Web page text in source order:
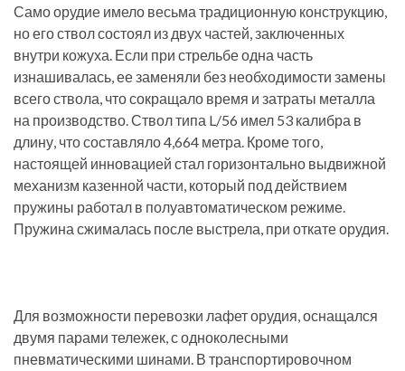
Само орудие имело весьма традиционную конструкцию,
но его ствол состоял из двух частей, заключенных
внутри кожуха. Если при стрельбе одна часть
изнашивалась, ее заменяли без необходимости замены
всего ствола, что сокращало время и затраты металла
на производство. Ствол типа L/56 имел 53 калибра в
длину, что составляло 4,664 метра. Кроме того,
настоящей инновацией стал горизонтально выдвижной
механизм казенной части, который под действием
пружины работал в полуавтоматическом режиме.
Пружина сжималась после выстрела, при откате орудия.
Для возможности перевозки лафет орудия, оснащался
двумя парами тележек, с одноколесными
пневматическими шинами. В транспортировочном